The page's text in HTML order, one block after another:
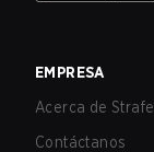
EMPRESA
Acerca de Strafe
Contáctanos